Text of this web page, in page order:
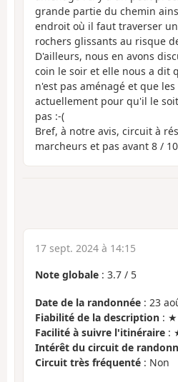
grande partie du chemin
endroit où il faut traverser
rochers glissants au risque
D'ailleurs, nous en avons
coin le soir et elle nous a dit
n'est pas aménagé et que
actuellement pour qu'il le
pas :-(
Bref, à notre avis, circuit à
marcheurs et pas avant 8 /
17 sept. 2024 à 14:15
Note globale : 3.7 / 5
Date de la randonnée : 23
Fiabilité de la description :
Facilité à suivre l'itinéraire :
Intérêt du circuit de
Circuit très fréquenté : Non